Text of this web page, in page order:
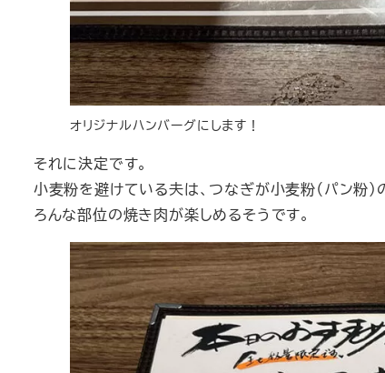
オリジナルハンバーグにします！
それに決定です。
小麦粉を避けている夫は、つなぎが小麦粉（パン粉
ろんな部位の焼き肉が楽しめるそうです。